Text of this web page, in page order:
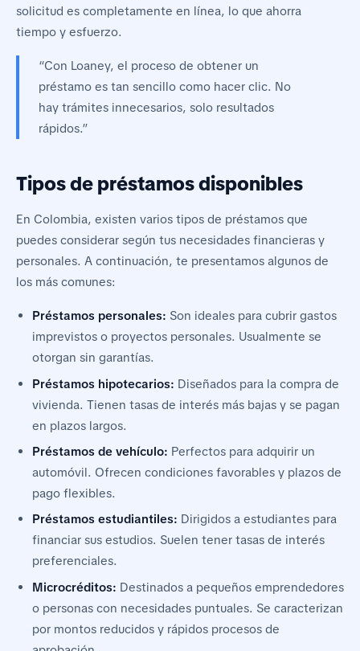
solicitud es completamente en línea, lo que ahorra
tiempo y esfuerzo.
“Con Loaney, el proceso de obtener un
préstamo es tan sencillo como hacer clic. No
hay trámites innecesarios, solo resultados
rápidos.”
Tipos de préstamos disponibles
En Colombia, existen varios tipos de préstamos que
puedes considerar según tus necesidades financieras y
personales. A continuación, te presentamos algunos de
los más comunes:
Préstamos personales: Son ideales para cubrir gastos
imprevistos o proyectos personales. Usualmente se
otorgan sin garantías.
Préstamos hipotecarios: Diseñados para la compra de
vivienda. Tienen tasas de interés más bajas y se pagan
en plazos largos.
Préstamos de vehículo: Perfectos para adquirir un
automóvil. Ofrecen condiciones favorables y plazos de
pago flexibles.
Préstamos estudiantiles: Dirigidos a estudiantes para
financiar sus estudios. Suelen tener tasas de interés
preferenciales.
Microcréditos: Destinados a pequeños emprendedores
o personas con necesidades puntuales. Se caracterizan
por montos reducidos y rápidos procesos de